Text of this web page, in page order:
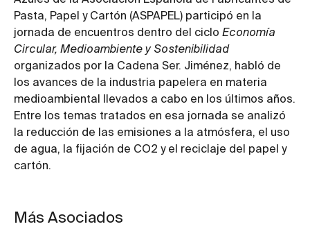
Pasta, Papel y Cartón (ASPAPEL) participó en la
jornada de encuentros dentro del ciclo Economía
Circular, Medioambiente y Sostenibilidad
organizados por la Cadena Ser. Jiménez, habló de
los avances de la industria papelera en materia
medioambiental llevados a cabo en los últimos años.
Entre los temas tratados en esa jornada se analizó
la reducción de las emisiones a la atmósfera, el uso
de agua, la fijación de CO2 y el reciclaje del papel y
cartón.
Más Asociados